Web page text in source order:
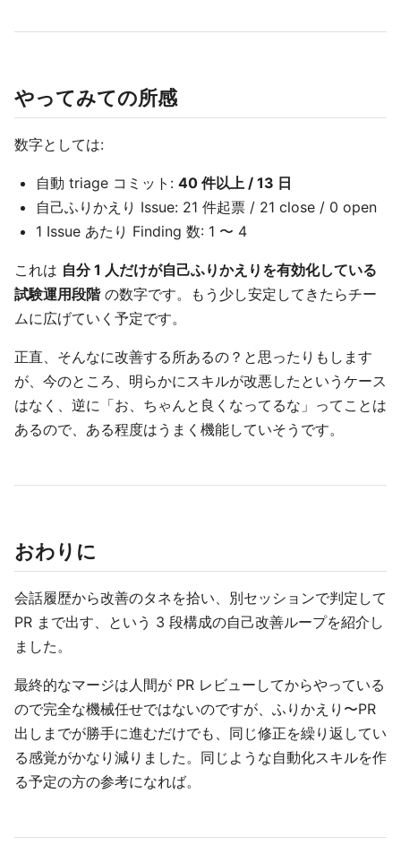
やってみての所感
数字としては:
自動 triage コミット: 40 件以上 / 13 日
自己ふりかえり Issue: 21 件起票 / 21 close / 0 open
1 Issue あたり Finding 数: 1 〜 4
これは 自分 1 人だけが自己ふりかえりを有効化している
試験運用段階の数字です。もう少し安定してきたらチー
ムに広げていく予定です。
正直、そんなに改善する所あるの？と思ったりもします
が、今のところ、明らかにスキルが改悪したというケース
はなく、逆に「お、ちゃんと良くなってるな」ってことは
あるので、ある程度はうまく機能していそうです。
おわりに
会話履歴から改善のタネを拾い、別セッションで判定して
PR まで出す、という 3 段構成の自己改善ループを紹介し
ました。
最終的なマージは人間が PR レビューしてからやっている
ので完全な機械任せではないのですが、ふりかえり〜PR
出しまでが勝手に進むだけでも、同じ修正を繰り返してい
る感覚がかなり減りました。同じような自動化スキルを作
る予定の方の参考になれば。